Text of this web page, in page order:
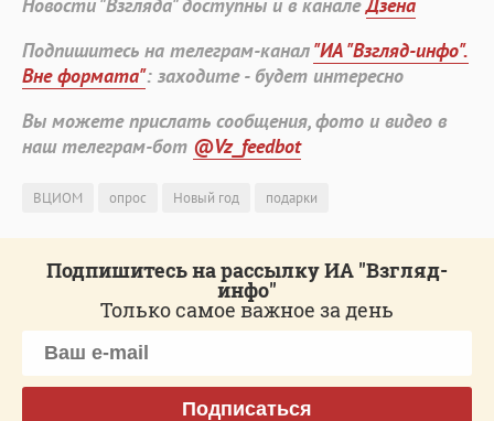
Подпишитесь на телеграм-канал"ИА "Взгляд-инфо".
Вне формата": заходите - будет интересно
Вы можете прислать сообщения, фото и видео в
наш телеграм-бот @Vz_feedbot
ВЦИОМ опрос Новый год подарки
Подпишитесь на рассылку ИА "Взгляд-
инфо"
Только самое важное за день
Подписаться